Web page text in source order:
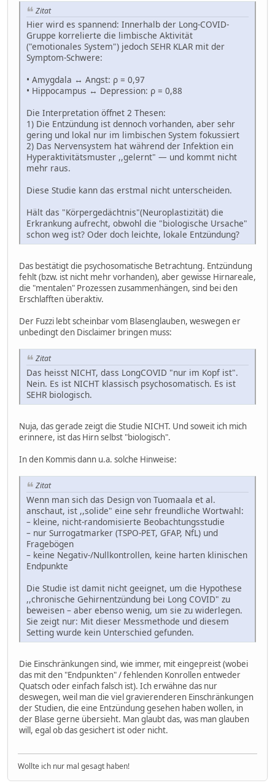
Zitat
Hier wird es spannend: Innerhalb der Long-COVID-
Gruppe korrelierte die limbische Aktivität
("emotionales System") jedoch SEHR KLAR mit der
Symptom-Schwere:
• Amygdala ↔ Angst: ρ = 0,97
• Hippocampus ↔ Depression: ρ = 0,88
Die Interpretation öffnet 2 Thesen:
1) Die Entzündung ist dennoch vorhanden, aber sehr
gering und lokal nur im limbischen System fokussiert
2) Das Nervensystem hat während der Infektion ein
Hyperaktivitätsmuster ,,gelernt" — und kommt nicht
mehr raus.
Diese Studie kann das erstmal nicht unterscheiden.
Hält das "Körpergedächtnis"(Neuroplastizität) die
Erkrankung aufrecht, obwohl die "biologische Ursache"
schon weg ist? Oder doch leichte, lokale Entzündung?
Das bestätigt die psychosomatische Betrachtung. Entzündung
fehlt (bzw. ist nicht mehr vorhanden), aber gewisse Hirnareale,
die "mentalen" Prozessen zusammenhängen, sind bei den
Erschlafften überaktiv.
Der Fuzzi lebt scheinbar vom Blasenglauben, weswegen er
unbedingt den Disclaimer bringen muss:
Zitat
Das heisst NICHT, dass LongCOVID "nur im Kopf ist".
Nein. Es ist NICHT klassisch psychosomatisch. Es ist
SEHR biologisch.
Nuja, das gerade zeigt die Studie NICHT. Und soweit ich mich
erinnere, ist das Hirn selbst "biologisch".
In den Kommis dann u.a. solche Hinweise:
Zitat
Wenn man sich das Design von Tuomaala et al.
anschaut, ist ,,solide" eine sehr freundliche Wortwahl:
– kleine, nicht‑randomisierte Beobachtungsstudie
– nur Surrogatmarker (TSPO‑PET, GFAP, NfL) und
Fragebögen
– keine Negativ‑/Nullkontrollen, keine harten klinischen
Endpunkte
Die Studie ist damit nicht geeignet, um die Hypothese
,,chronische Gehirnentzündung bei Long COVID" zu
beweisen – aber ebenso wenig, um sie zu widerlegen.
Sie zeigt nur: Mit dieser Messmethode und diesem
Setting wurde kein Unterschied gefunden.
Die Einschränkungen sind, wie immer, mit eingepreist (wobei
das mit den "Endpunkten" / fehlenden Konrollen entweder
Quatsch oder einfach falsch ist). Ich erwähne das nur
deswegen, weil man die viel gravierenderen Einschränkungen
der Studien, die eine Entzündung gesehen haben wollen, in
der Blase gerne übersieht. Man glaubt das, was man glauben
will, egal ob das gesichert ist oder nicht.
Wollte ich nur mal gesagt haben!